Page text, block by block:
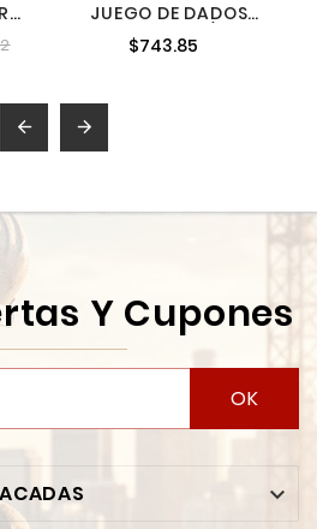
JUEGO DE DADOS
CUADRO DE 1/2" 6
PUNTAS EN PULGADAS
$743.85
 
Y Cupones
OK
